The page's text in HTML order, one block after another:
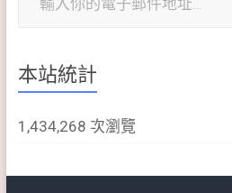
本站統計
1,434,268 次瀏覽